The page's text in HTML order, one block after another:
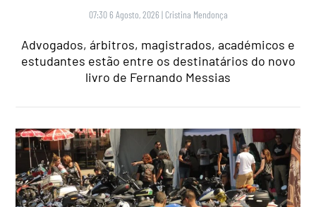
07:30 6 Agosto, 2026 | Cristina Mendonça
Advogados, árbitros, magistrados, académicos e
estudantes estão entre os destinatários do novo
livro de Fernando Messias